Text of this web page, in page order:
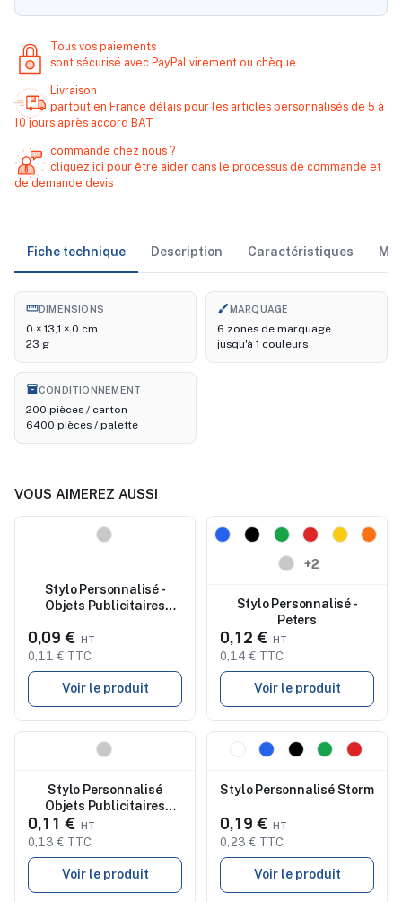
Tous vos paiements
sont sécurisé avec PayPal virement ou chèque
Livraison
partout en France délais pour les articles personnalisés de 5 à
10 jours après accord BAT
commande chez nous ?
cliquez ici pour être aider dans le processus de commande et
de demande devis
Fiche technique Description Caractéristiques
straightenDIMENSIONS
0 × 13,1 × 0 cm
23 g
brushMARQUAGE
6 zones de marquage
jusqu'à 1 couleurs
inventory_2
CONDITIONNEMENT
200 pièces / carton
6400 pièces / palette
VOUS AIMEREZ AUSSI
Stylo Personnalisé -
Objets Publicitaires
0,09 €
0,11 € TTC
Voir le produit
Nouveau
+2
Stylo Personnalisé -
Peters
0,12 €
0,14 € TTC
Voir le produit
Stylo Personnalisé
Objets Publicitaires
Rafton
0,11 €
0,13 € TTC
Voir le produit
Nouveau
Stylo Personnalisé Storm
0,19 €
0,23 € TTC
Voir le produit